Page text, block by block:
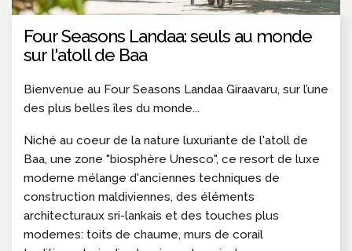
Four Seasons Landaa: seuls au monde
sur l'atoll de Baa
Bienvenue au Four Seasons Landaa Giraavaru, sur l’une
des plus belles îles du monde...
Niché au coeur de la nature luxuriante de l'atoll de
Baa, une zone "biosphère Unesco", ce resort de luxe
moderne mélange d'anciennes techniques de
construction maldiviennes, des éléments
architecturaux sri-lankais et des touches plus
modernes: toits de chaume, murs de corail